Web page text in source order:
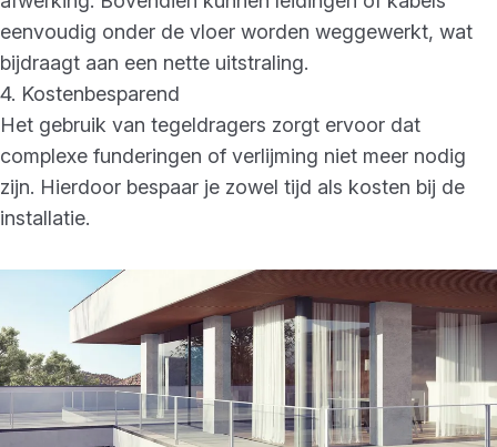
eenvoudig onder de vloer worden weggewerkt, wat
bijdraagt aan een nette uitstraling.
4. Kostenbesparend
Het gebruik van tegeldragers zorgt ervoor dat
complexe funderingen of verlijming niet meer nodig
zijn. Hierdoor bespaar je zowel tijd als kosten bij de
installatie.